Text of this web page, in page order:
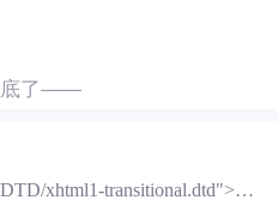
了——
xhtml1-transitional.dtd"> ht